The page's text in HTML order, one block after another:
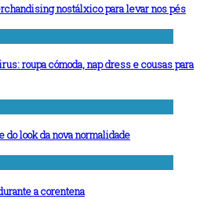
nostálxico para levar nos pés
roupa cómoda, nap dress e cousas para
look da nova normalidade
a corentena